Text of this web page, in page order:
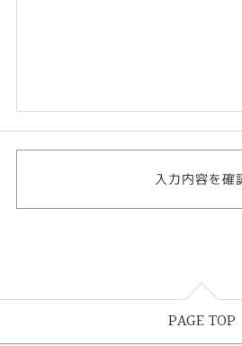
PAGE TOP